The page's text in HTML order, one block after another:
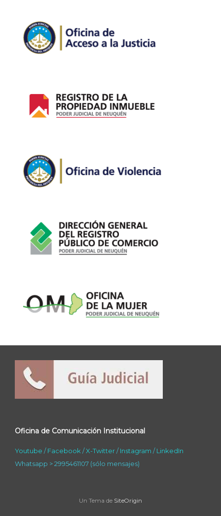
Oficina de Comunicación Institucional
Youtube /Facebook /X-Twitter/Instagram /LinkedIn
Whatsapp > 2995461107 (sólo mensajes)
Un Tema de SiteOrigin